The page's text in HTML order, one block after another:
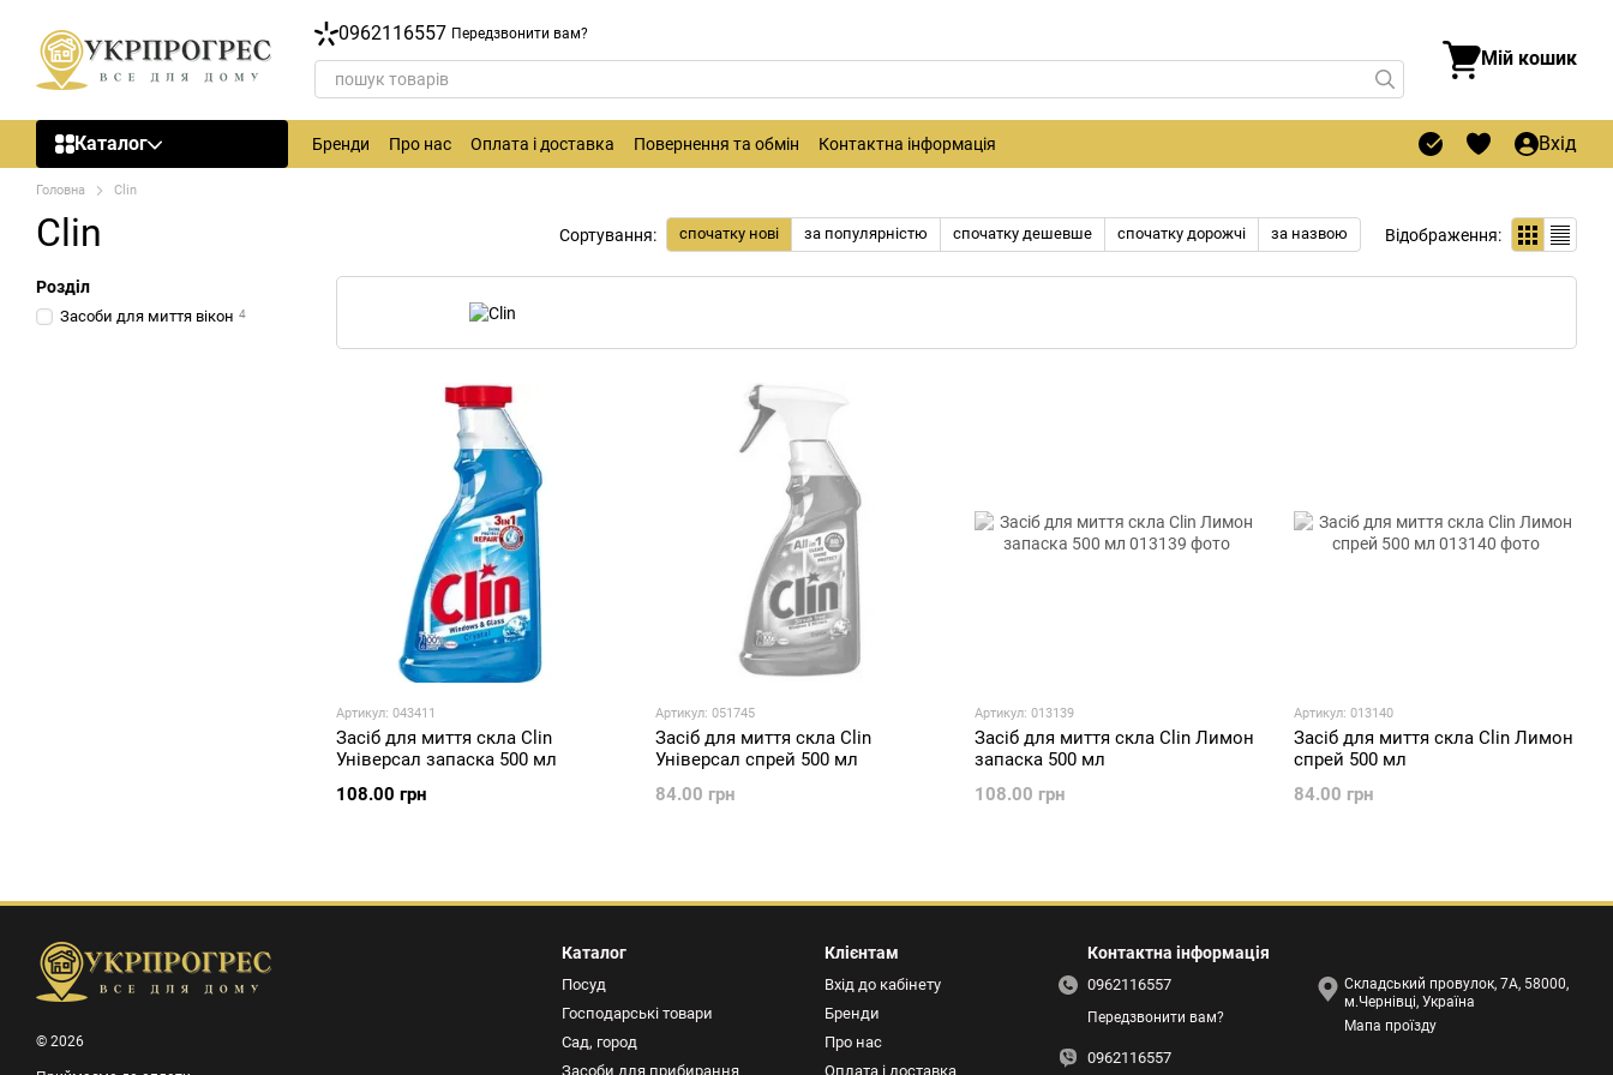
0962116557 Передзвонити вам?
Мій кошик
Каталог Бренди Про нас Оплата і доставка Повернення та обмін Контактна інформація Вхід
Головна Clin
Clin Сортування: спочатку нові за популярністю спочатку дешевше спочатку дорожчі за назвою Відображення:
Артикул: 043411
Засіб для миття скла Clin
Універсал запаска 500 мл
108.00 грн
Артикул: 051745
Засіб для миття скла Clin
Універсал спрей 500 мл
84.00 грн
Артикул: 013139
Засіб для миття скла Clin Лимон
запаска 500 мл
108.00 грн
Артикул: 013140
Засіб для миття скла Clin Лимон
спрей 500 мл
84.00 грн
Розділ
Засоби для миття вікон 4
© 2026
Каталог
Посуд
Господарські товари
Сад, город
Засоби для прибирання
Клієнтам
Вхід до кабінету
Бренди
Про нас
Оплата і доставка
Контактна інформація
0962116557
Передзвонити вам?
0962116557
Складський провулок, 7А, 58000,
м.Чернівці, Україна
Мапа проїзду